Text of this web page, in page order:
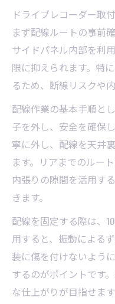
ドライブレコーダー取
まず配線ルートの事前
サイドパネル内部を利
限に抑えられます。特
るため、断線リスクや
配線作業の基本手順と
子を外し、安全を確保
寧に外し、配線を天井
ます。リアまでのルー
内張りの隙間を活用す
きます。
配線を固定する際は、
用すると、振動による
装に傷を付けないよう
するのがポイントです
な仕上がりが目指せます